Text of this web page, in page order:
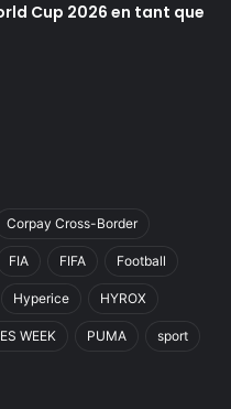
Cup 2026 en tant que
Corpay Cross-Border
FIA FIFA Football
Hyperice HYROX
WEEK PUMA sport